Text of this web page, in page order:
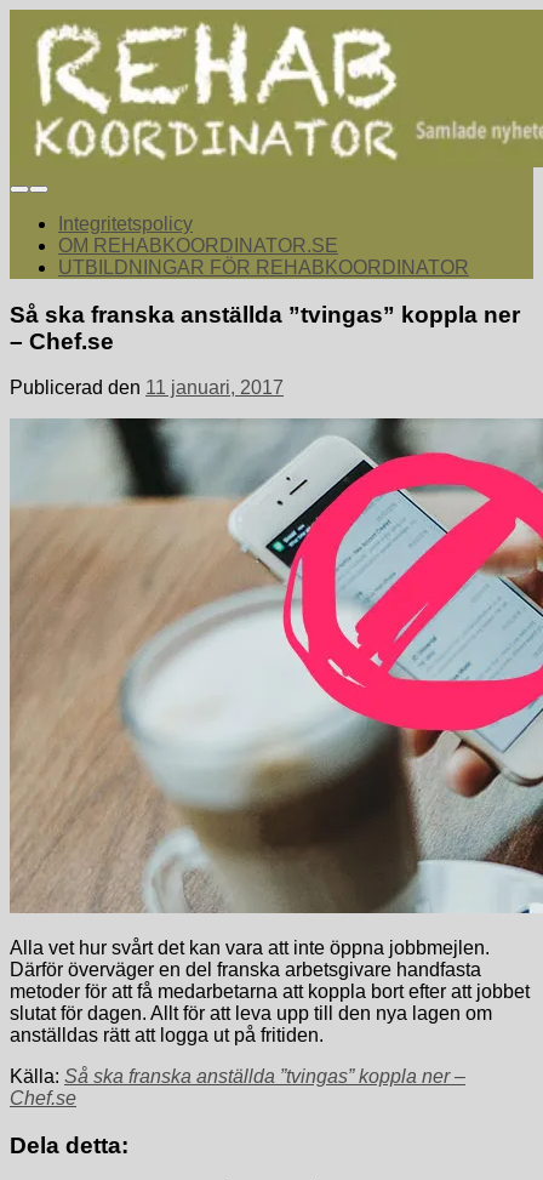
Hoppa
innehåll
samordna rehabiliterande åtgärder för återgång i arbete.
Integritetspolicy
OM REHABKOORDINATOR.SE
UTBILDNINGAR FÖR REHABKOORDINATOR
Så ska franska anställda ”tvingas” koppla ner
– Chef.se
Publicerad den 11 januari, 2017
Alla vet hur svårt det kan vara att inte öppna jobbmejlen.
Därför överväger en del franska arbetsgivare handfasta
metoder för att få medarbetarna att koppla bort efter att jobbet
slutat för dagen. Allt för att leva upp till den nya lagen om
anställdas rätt att logga ut på fritiden.
Källa: Så ska franska anställda ”tvingas” koppla ner –
Chef.se
Dela detta: